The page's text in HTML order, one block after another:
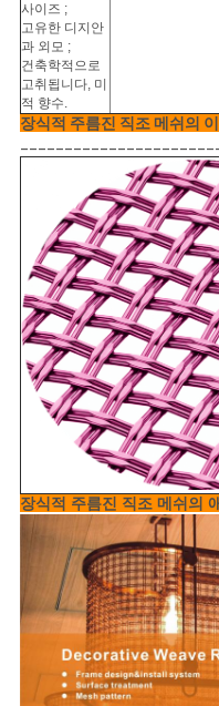
사이즈 ;
고유한 디지안
과 외모 ;
건축학적으로
고취됩니다, 미
적 향수.
장식적 주름진 직조 메쉬의
장식적 주름진 직조 메쉬의